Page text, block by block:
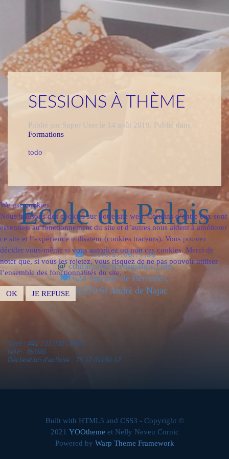
SESSIONS À THÈME
Publié par Super User le 14 août 2019. Publié dans
Formations
todo
Ecole du Palais
☎ +33.6.17.06.77.91
@ contact@ecoledupalais.com
🍽624 impasse de Bernadès,
12270 St André de Najac
Siret : 441 733 938 00035
NAF : 8559B
Déclaration d’activité : 76 12 01160 12
Built with HTML5 and CSS3 - Copyright ©
2021 YOOtheme et Nelly Neveu Cornic
Powered by Warp Theme Framework
We use cookies
Nous utilisons des cookies sur notre site web. Certains d’entre eux sont
essentiels au fonctionnement du site et d’autres nous aident à améliorer
ce site et l’expérience utilisateur (cookies traceurs). Vous pouvez
décider vous-même si vous autorisez ou non ces cookies. Merci de
noter que, si vous les rejetez, vous risquez de ne pas pouvoir utiliser
l’ensemble des fonctionnalités du site.
OK JE REFUSE